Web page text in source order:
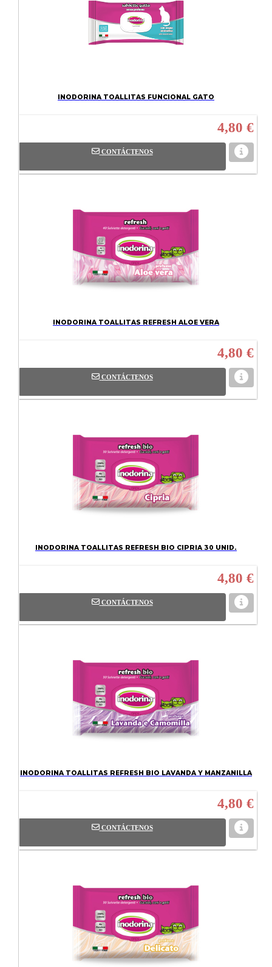
INODORINA TOALLITAS FUNCIONAL GATO
4,80 €
CONTÁCTENOS
INODORINA TOALLITAS REFRESH ALOE VERA
4,80 €
CONTÁCTENOS
INODORINA TOALLITAS REFRESH BIO CIPRIA 30 UNID.
4,80 €
CONTÁCTENOS
INODORINA TOALLITAS REFRESH BIO LAVANDA Y MANZANILLA
4,80 €
CONTÁCTENOS